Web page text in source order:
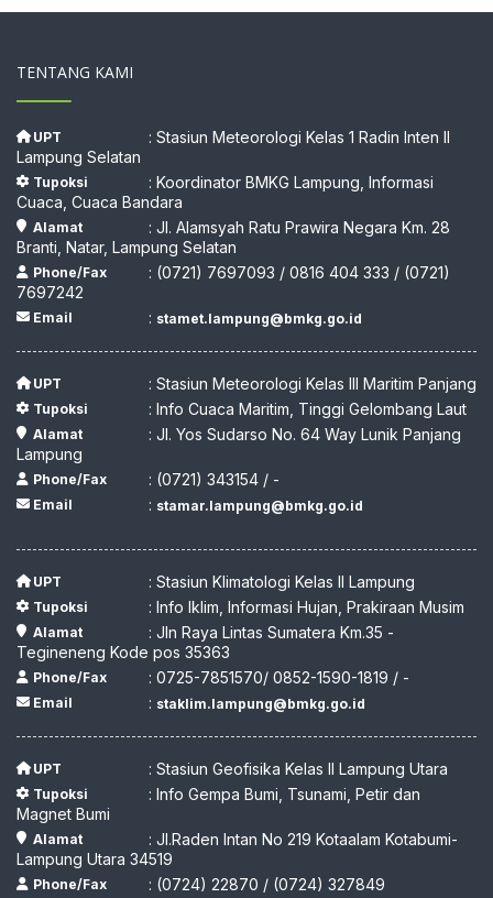
TENTANG KAMI
UPT
: Stasiun Meteorologi Kelas 1 Radin Inten II
Lampung Selatan
Tupoksi
: Koordinator BMKG Lampung, Informasi
Cuaca, Cuaca Bandara
Alamat
: Jl. Alamsyah Ratu Prawira Negara Km. 28
Branti, Natar, Lampung Selatan
Phone/Fax
: (0721) 7697093 / 0816 404 333 / (0721)
7697242
Email : stamet.lampung@bmkg.go.id
UPT : Stasiun Meteorologi Kelas III Maritim Panjang
Tupoksi : Info Cuaca Maritim, Tinggi Gelombang Laut
Alamat
: Jl. Yos Sudarso No. 64 Way Lunik Panjang
Lampung
Phone/Fax : (0721) 343154 / -
Email : stamar.lampung@bmkg.go.id
UPT : Stasiun Klimatologi Kelas II Lampung
Tupoksi : Info Iklim, Informasi Hujan, Prakiraan Musim
Alamat
: Jln Raya Lintas Sumatera Km.35 -
Tegineneng Kode pos 35363
Phone/Fax : 0725-7851570/ 0852-1590-1819 / -
Email : staklim.lampung@bmkg.go.id
UPT : Stasiun Geofisika Kelas II Lampung Utara
Tupoksi
: Info Gempa Bumi, Tsunami, Petir dan
Magnet Bumi
Alamat
: Jl.Raden Intan No 219 Kotaalam Kotabumi-
Lampung Utara 34519
Phone/Fax : (0724) 22870 / (0724) 327849